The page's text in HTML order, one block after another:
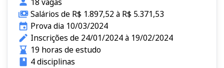
Salários de R$ 1.897,52 à R$ 5.371,53
Prova dia 10/03/2024
Inscrições de 24/01/2024 à 19/02/2024
19 horas de estudo
4 disciplinas